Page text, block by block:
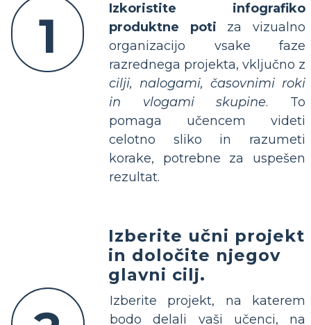
1
Izkoristite infografiko
produktne poti za vizualno
organizacijo vsake faze
razrednega projekta, vključno z
cilji, nalogami, časovnimi roki
in vlogami skupine. To
pomaga učencem videti
celotno sliko in razumeti
korake, potrebne za uspešen
rezultat.
Izberite učni projekt
in določite njegov
glavni cilj.
Izberite projekt, na katerem
bodo delali vaši učenci, na